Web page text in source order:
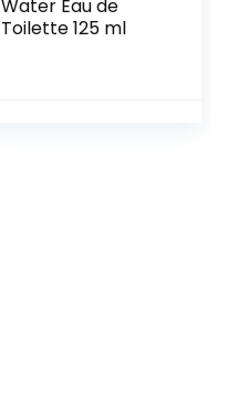
Water Eau de
Toilette 125 ml